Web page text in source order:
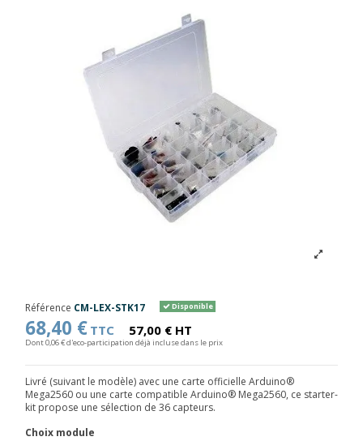
Référence CM-LEX-STK17 Disponible
68,40 € TTC 57,00 € HT
Dont 0,06 € d'eco-participation déjà incluse dans le prix
Livré (suivant le modèle) avec une carte officielle Arduino®
Mega2560 ou une carte compatible Arduino® Mega2560, ce starter-
kit propose une sélection de 36 capteurs.
Choix module